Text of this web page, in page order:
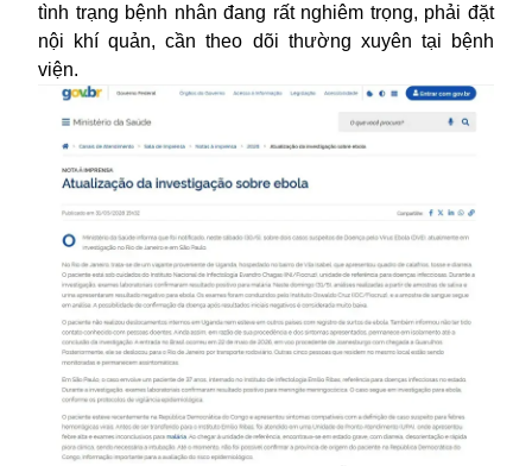
tình trạng bệnh nhân đang rất nghiêm trọng, phải đặt
nội khí quản, cần theo dõi thường xuyên tại bệnh
viện.